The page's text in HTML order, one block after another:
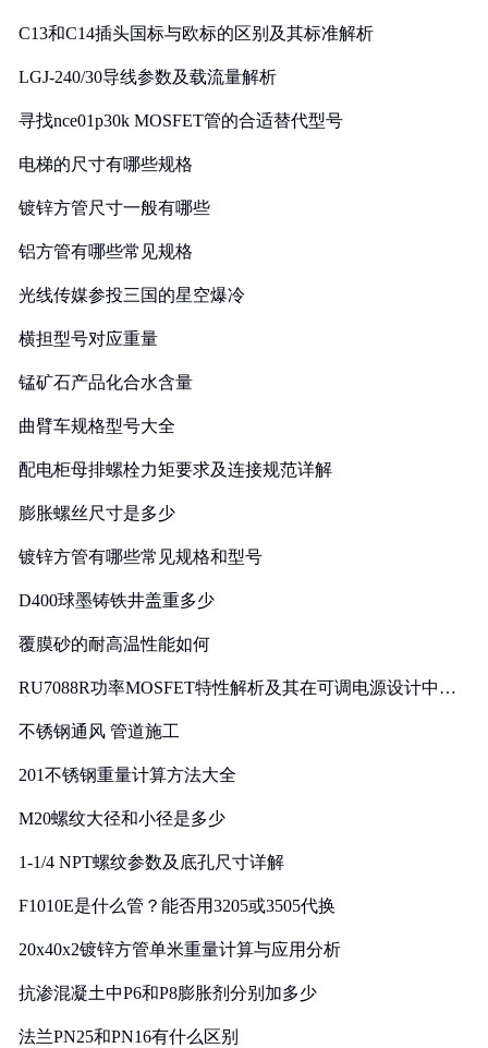
C13和C14插头国标与欧标的区别及其标准解析
LGJ-240/30导线参数及载流量解析
寻找nce01p30k MOSFET管的合适替代型号
电梯的尺寸有哪些规格
镀锌方管尺寸一般有哪些
铝方管有哪些常见规格
光线传媒参投三国的星空爆冷
横担型号对应重量
锰矿石产品化合水含量
曲臂车规格型号大全
配电柜母排螺栓力矩要求及连接规范详解
膨胀螺丝尺寸是多少
镀锌方管有哪些常见规格和型号
D400球墨铸铁井盖重多少
覆膜砂的耐高温性能如何
RU7088R功率MOSFET特性解析及其在可调电源设计中的
不锈钢通风 管道施工
201不锈钢重量计算方法大全
M20螺纹大径和小径是多少
1-1/4 NPT螺纹参数及底孔尺寸详解
F1010E是什么管？能否用3205或3505代换
20x40x2镀锌方管单米重量计算与应用分析
抗渗混凝土中P6和P8膨胀剂分别加多少
法兰PN25和PN16有什么区别